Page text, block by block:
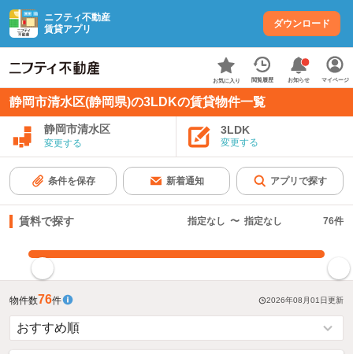
ニフティ不動産
賃貸アプリ
ダウンロード
お気に入り 閲覧履歴 お知らせ マイページ
静岡市清水区(静岡県)の3LDKの賃貸物件一覧
静岡市清水区
変更する
3LDK
変更する
条件を保存 新着通知 アプリで探す
賃料で探す 指定なし 〜 指定なし 76件
物件数76件 2026年08月01日更新